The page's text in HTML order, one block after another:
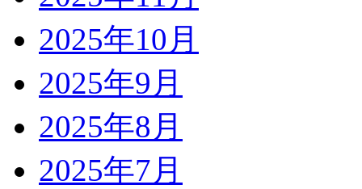
2025年10月
2025年9月
2025年8月
2025年7月